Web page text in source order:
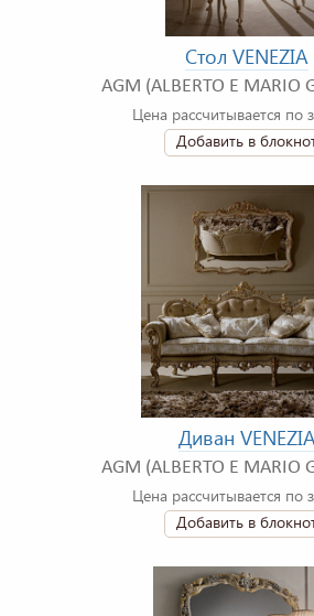
Стол VENEZIA
AGM (ALBERTO E MARIO
Цена рассчитывается по
Добавить в
Диван
AGM (ALBERTO E MARIO
Цена рассчитывается по
Добавить в